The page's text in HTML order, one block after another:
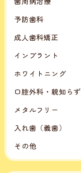
予防歯科
成人歯科矯正
インプラント
ホワイトニング
口腔外科・親知らず
メタルフリー
入れ歯（義歯）
その他